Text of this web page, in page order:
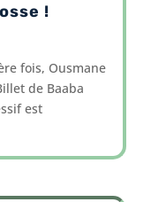
!
fois, Ousmane
de Baaba
est